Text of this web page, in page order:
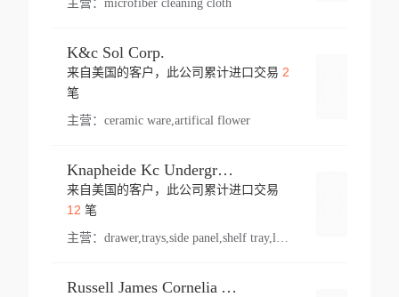
主营： microfiber cleaning cloth
K&c Sol Corp.
来自美国的客户，此公司累计进口交易 2
笔
主营： ceramic ware,artifical flower
Knapheide Kc Underground
来自美国的客户，此公司累计进口交易
12 笔
主营：
Russell James Cornelia Arlington Va